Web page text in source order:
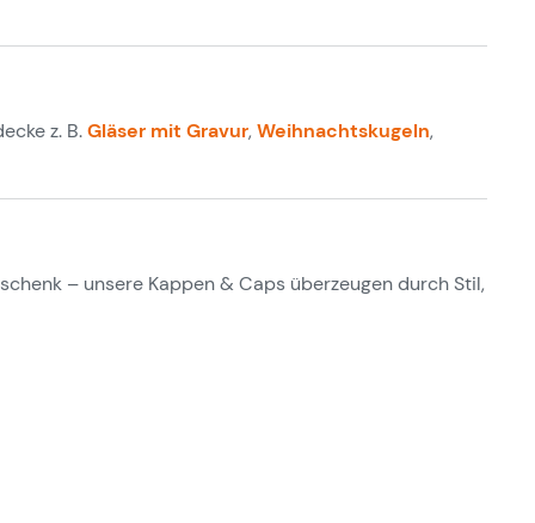
z. B.Gläser mit Gravur, Weihnachtskugeln,
– unsere Kappen & Caps überzeugen durch Stil,